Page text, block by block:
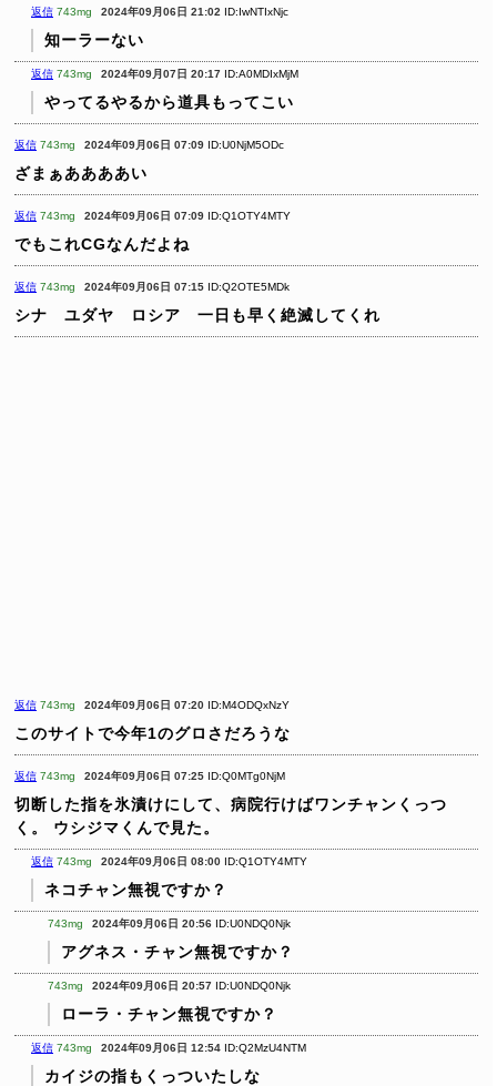
返信 743mg 2024年09月06日 21:02 ID:IwNTIxNjc
知ーラーない
返信 743mg 2024年09月07日 20:17 ID:A0MDIxMjM
やってるやるから道具もってこい
返信 743mg 2024年09月06日 07:09 ID:U0NjM5ODc
ざまぁああああい
返信 743mg 2024年09月06日 07:09 ID:Q1OTY4MTY
でもこれCGなんだよね
返信 743mg 2024年09月06日 07:15 ID:Q2OTE5MDk
シナ ユダヤ ロシア 一日も早く絶滅してくれ
返信 743mg 2024年09月06日 07:20 ID:M4ODQxNzY
このサイトで今年1のグロさだろうな
返信 743mg 2024年09月06日 07:25 ID:Q0MTg0NjM
切断した指を氷漬けにして、病院行けばワンチャンくっつ
く。
ウシジマくんで見た。
返信 743mg 2024年09月06日 08:00 ID:Q1OTY4MTY
ネコチャン無視ですか？
743mg 2024年09月06日 20:56 ID:U0NDQ0Njk
アグネス・チャン無視ですか？
743mg 2024年09月06日 20:57 ID:U0NDQ0Njk
ローラ・チャン無視ですか？
返信 743mg 2024年09月06日 12:54 ID:Q2MzU4NTM
カイジの指もくっついたしな